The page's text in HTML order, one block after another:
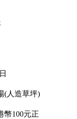
(人造草坪)
幣100元正